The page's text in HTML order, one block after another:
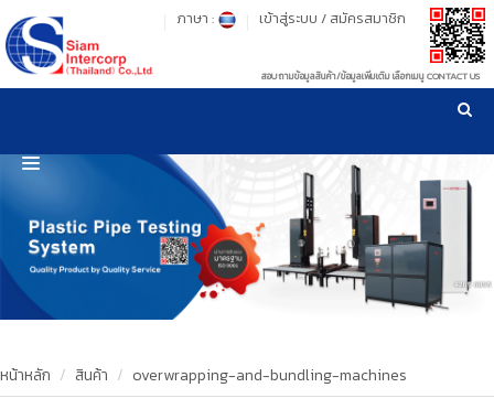
รู้ลึก รู้จริง เรื่องเครื่องมือทดสอบวัสดุ ! ยืน 1 เรื่องมาตรฐานการให้บริการ
เข้าสู่ระบบ / สมัครสมาชิก
ภาษา :
สอบถามข้อมูลสินค้า/ข้อมูลเพิ่มเติม เลือกเมนู CONTACT US
HOME
PRODUCT
OUR CLIENTS
OUR WORKS
หน้าหลัก สินค้า overwrapping-and-bundling-machines